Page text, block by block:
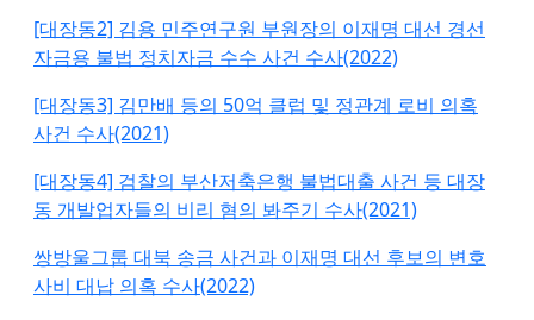
[대장동2] 김용 민주연구원 부원장의 이재명 대선 경선
자금용 불법 정치자금 수수 사건 수사(2022)
[대장동3] 김만배 등의 50억 클럽 및 정관계 로비 의혹
사건 수사(2021)
[대장동4] 검찰의 부산저축은행 불법대출 사건 등 대장
동 개발업자들의 비리 혐의 봐주기 수사(2021)
쌍방울그룹 대북 송금 사건과 이재명 대선 후보의 변호
사비 대납 의혹 수사(2022)